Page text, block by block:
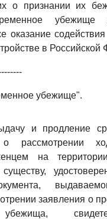
о признании их
убежище
оказание
в Российской
убежище".
и продление
о рассмотрении
на
заявления о
убежища,